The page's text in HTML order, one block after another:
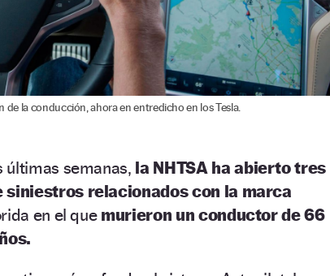
la conducción, ahora en entredicho en los Tesla.
últimas semanas, la NHTSA ha abierto tres
siniestros relacionados con la marca
en el que murieron un conductor de 66